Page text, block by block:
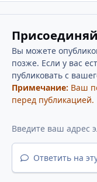
Вы можете
позже. Если у вас
публиковать с
Примечание: Ваш
перед публикацией.
Ответить на